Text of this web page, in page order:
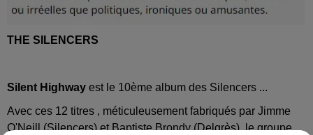
THE SILENCERS
Silent Highway est le 10ème album des Silencers ...
Avec ces 12 titres , méticuleusement fabriqués par Jimme
O'Neill (Silencers) et Baptiste Brondy (Delgrès), le groupe